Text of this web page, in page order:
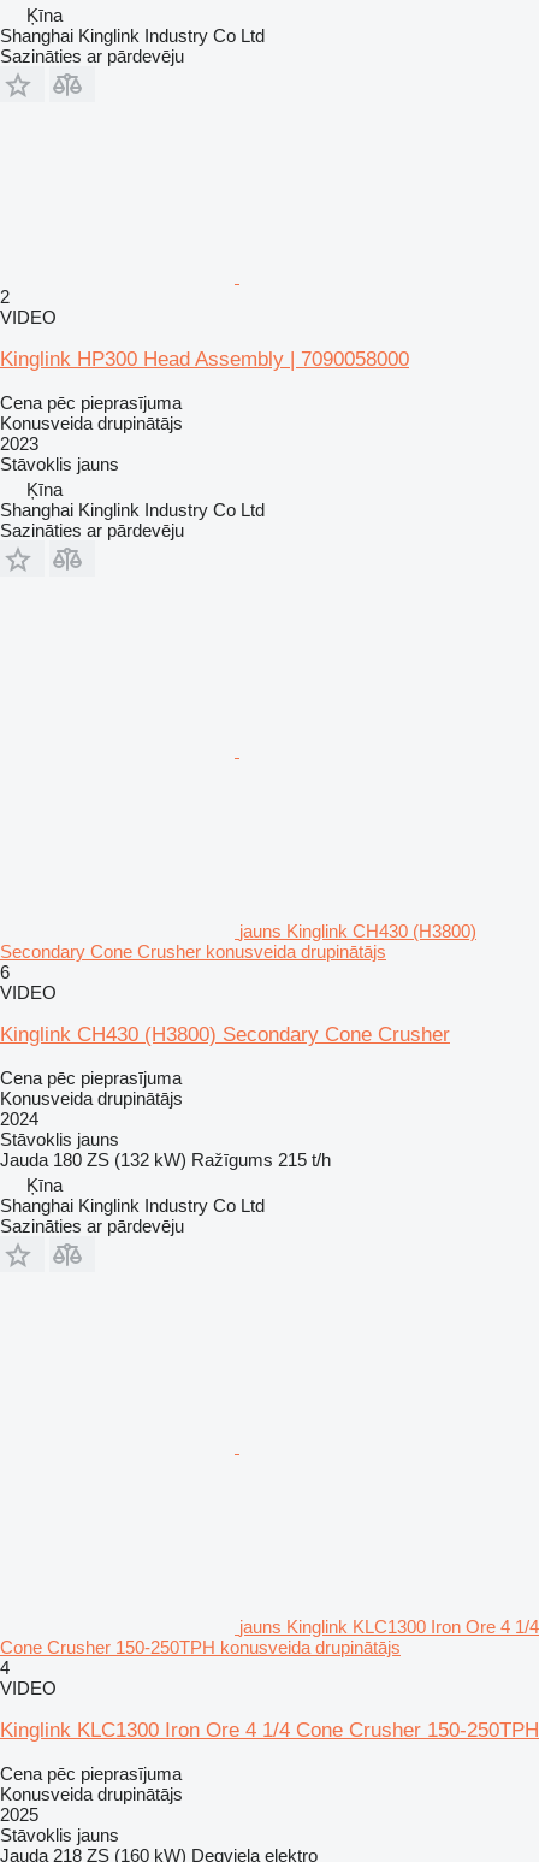
Ķīna
Shanghai Kinglink Industry Co Ltd
Sazināties ar pārdevēju
2
VIDEO
Kinglink HP300 Head Assembly | 7090058000
Cena pēc pieprasījuma
Konusveida drupinātājs
2023
Stāvoklis jauns
Ķīna
Shanghai Kinglink Industry Co Ltd
Sazināties ar pārdevēju
jauns Kinglink CH430 (H3800)
Secondary Cone Crusher konusveida drupinātājs
6
VIDEO
Kinglink CH430 (H3800) Secondary Cone Crusher
Cena pēc pieprasījuma
Konusveida drupinātājs
2024
Stāvoklis jauns
Jauda 180 ZS (132 kW) Ražīgums 215 t/h
Ķīna
Shanghai Kinglink Industry Co Ltd
Sazināties ar pārdevēju
jauns Kinglink KLC1300 Iron Ore 4 1/4
Cone Crusher 150-250TPH konusveida drupinātājs
4
VIDEO
Kinglink KLC1300 Iron Ore 4 1/4 Cone Crusher 150-250TPH
Cena pēc pieprasījuma
Konusveida drupinātājs
2025
Stāvoklis jauns
Jauda 218 ZS (160 kW) Degviela elektro